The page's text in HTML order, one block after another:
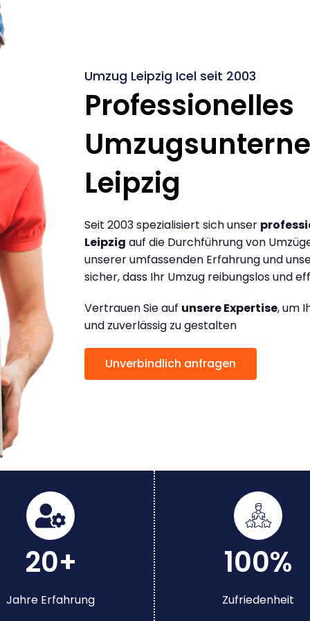
Umzug Leipzig Icel seit 2003
Professionelles
Leipzig
Seit 2003 spezialisiert sich unser
Leipzig auf die Durchführung von
unserer umfassenden Erfahrung und
sicher, dass Ihr Umzug reibungslos und
Vertrauen Sie auf unsere Expertise, um
und zuverlässig zu gestalten
Unverbindlich anfragen
20+
Jahre Erfahrung
100%
Zufriedenheit